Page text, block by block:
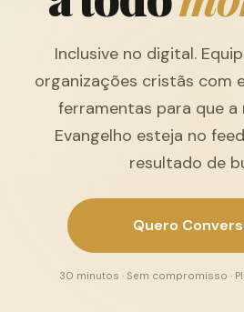
Inclusive no digital.
organizações cristãs com
ferramentas para que a
Evangelho esteja no
resultado de
Quero
30 minutos · Sem compromisso ·